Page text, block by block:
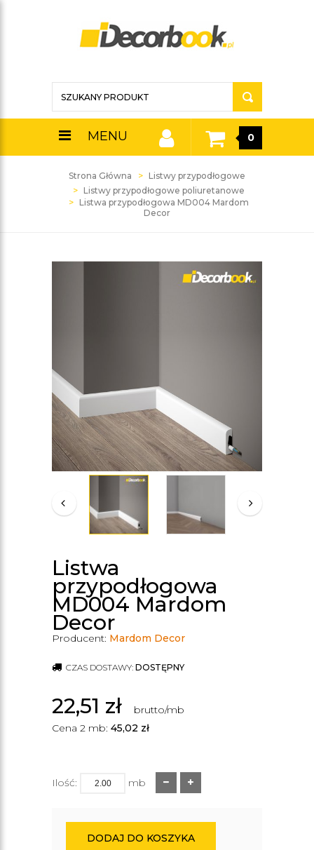
MENU 0
Strona Główna
Listwy przypodłogowe
Listwy przypodłogowe poliuretanowe
Listwa przypodłogowa MD004 Mardom
Decor
Listwa
przypodłogowa
MD004 Mardom
Decor
Producent: Mardom Decor
CZAS DOSTAWY: DOSTĘPNY
22,51 zł
brutto/mb
Cena 2 mb: 45,02 zł
Ilość: mb
DODAJ DO KOSZYKA